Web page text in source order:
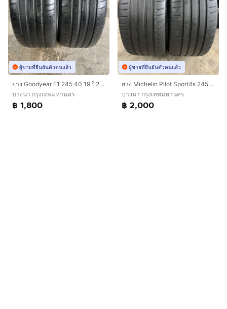
ผู้ขายที่ยืนยันตัวตนแล้ว
ยาง Goodyear F1 245 40 19 ปี23 คู่ 1800 บาท RunFlat ไม่ปะ
บางนา กรุงเทพมหานคร
฿ 1,800
ผู้ขายที่ยืนยันตัวตนแล้ว
ยาง Michelin Pilot Sport4s 245/35/20 ปี22 คู่ 2000 บาท สภาพดี!!
บางนา กรุงเทพมหานคร
฿ 2,000